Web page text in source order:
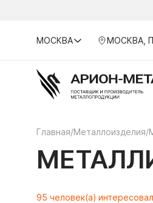
МОСКВА МОСКВА,
Главная/Металлоизделия/
95 человек(а)